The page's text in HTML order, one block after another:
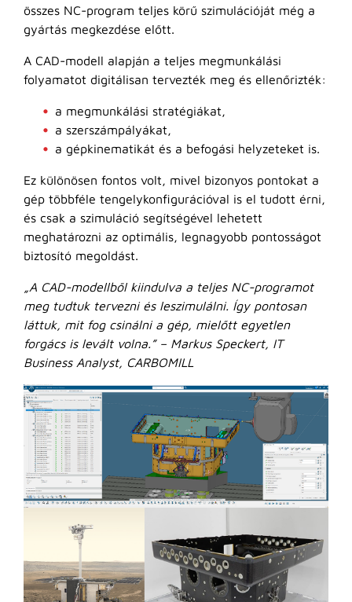
összes NC-program teljes körű szimulációját még a
gyártás megkezdése előtt.
A CAD-modell alapján a teljes megmunkálási
folyamatot digitálisan tervezték meg és ellenőrizték:
a megmunkálási stratégiákat,
a szerszámpályákat,
a gépkinematikát és a befogási helyzeteket is.
Ez különösen fontos volt, mivel bizonyos pontokat a
gép többféle tengelykonfigurációval is el tudott érni,
és csak a szimuláció segítségével lehetett
meghatározni az optimális, legnagyobb pontosságot
biztosító megoldást.
„A CAD-modellből kiindulva a teljes NC-programot
meg tudtuk tervezni és leszimulálni. Így pontosan
láttuk, mit fog csinálni a gép, mielőtt egyetlen
forgács is levált volna.” – Markus Speckert, IT
Business Analyst, CARBOMILL